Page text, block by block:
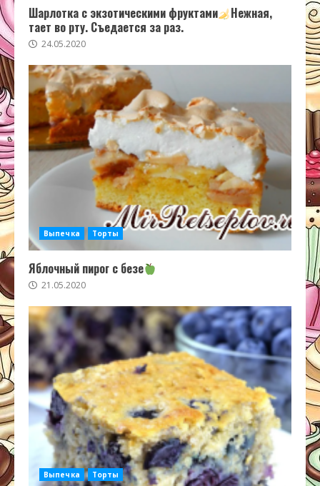
Шарлотка с экзотическими фруктами
Нежная,
тает во рту. Съедается за раз.
24.05.2020
Выпечка Торты
Яблочный пирог с безе
21.05.2020
Выпечка Торты